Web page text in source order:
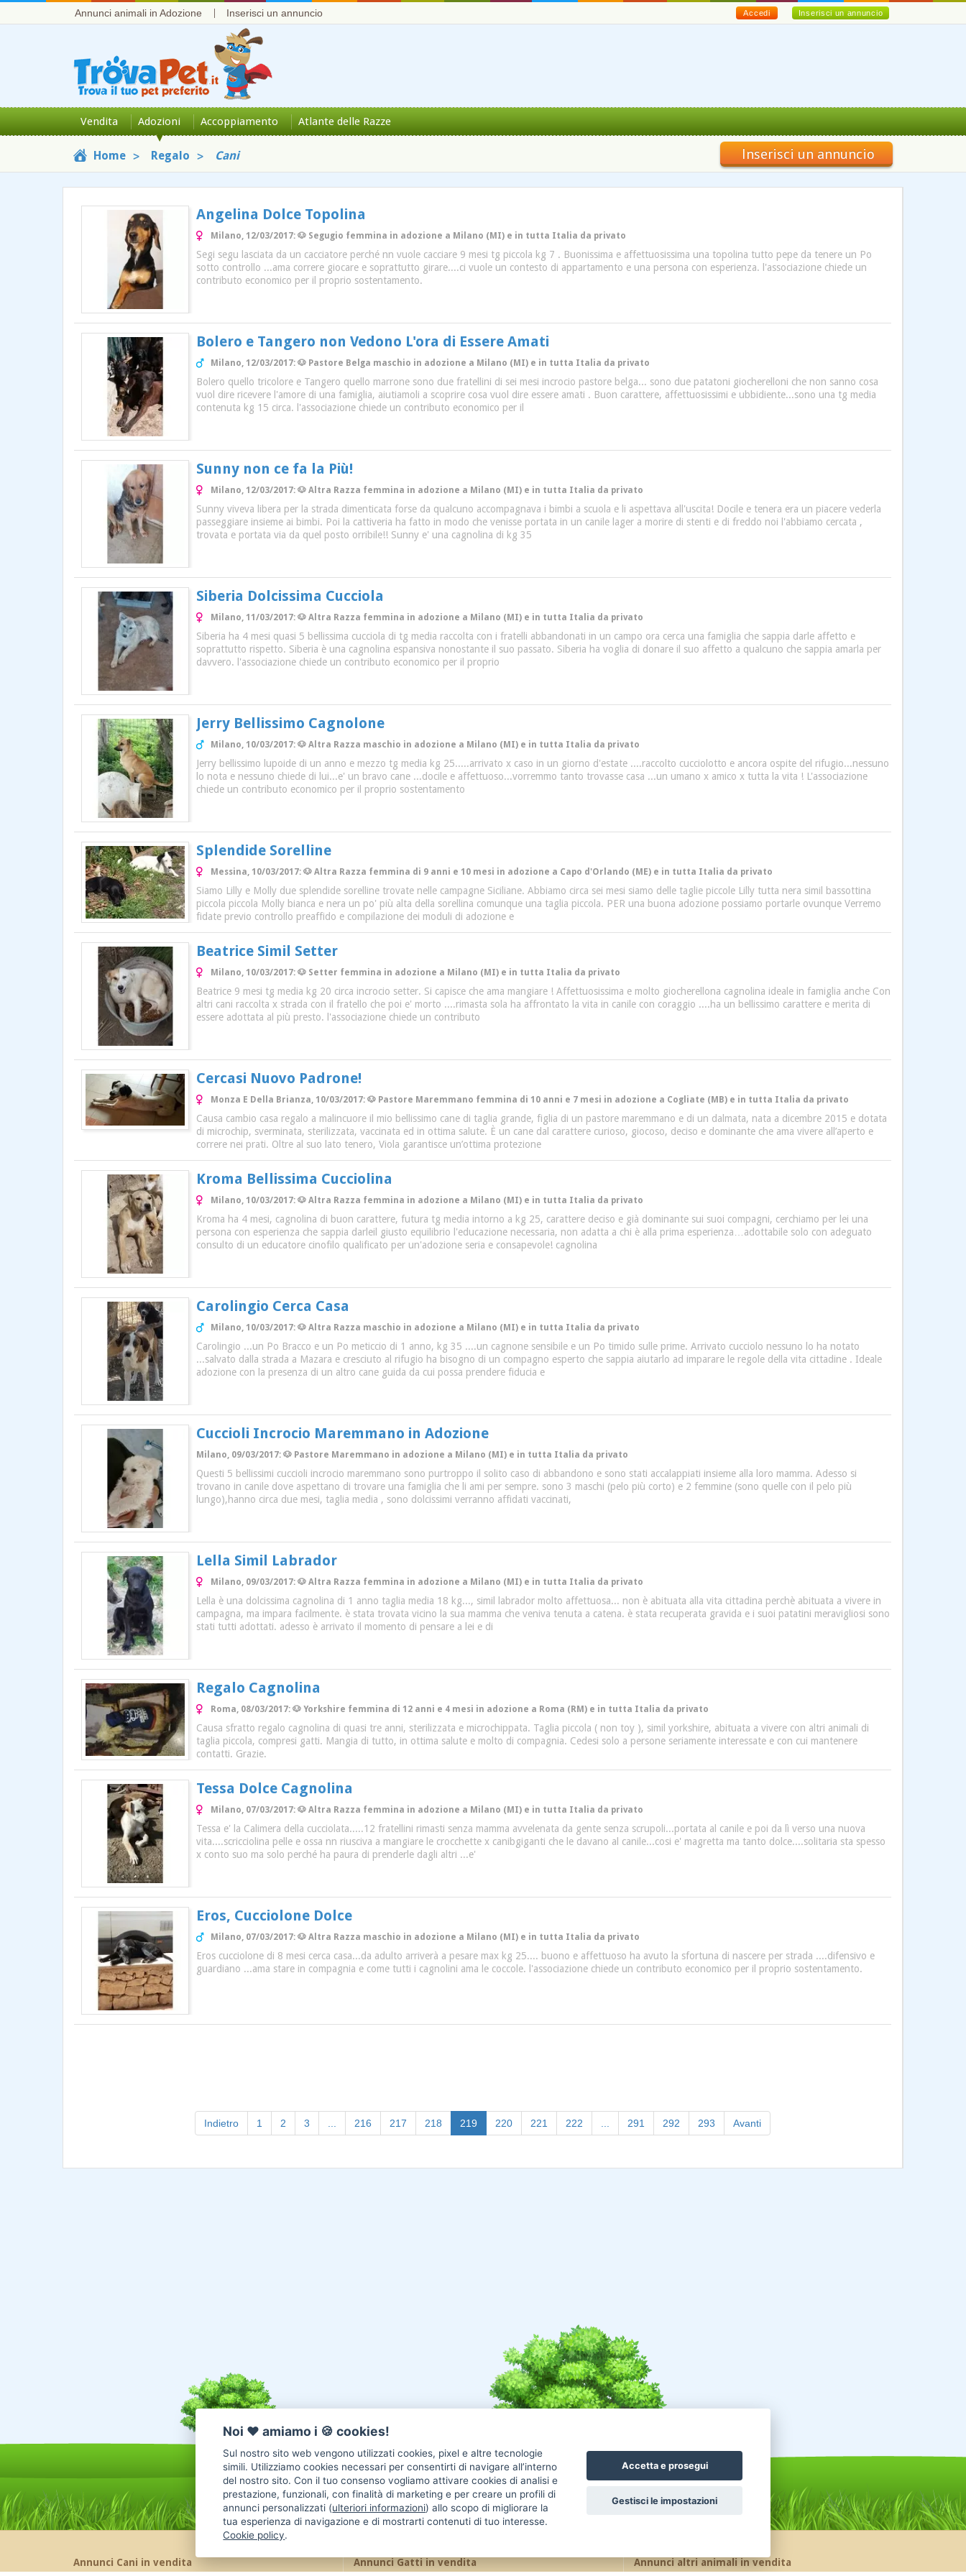
Annunci animali in Adozione Inserisci un annuncio Inserisci un annuncio
Accedi
Vendita Adozioni Accoppiamento Atlante delle Razze
Home Regalo Cani Inserisci un annuncio
Angelina Dolce Topolina
Milano, 12/03/2017: 🐶 Segugio femmina in adozione a Milano (MI) e in tutta Italia da privato
Segi segu lasciata da un cacciatore perché nn vuole cacciare 9 mesi tg piccola kg 7 . Buonissima e affettuosissima una topolina tutto pepe da tenere un Po
sotto controllo ...ama correre giocare e soprattutto girare....ci vuole un contesto di appartamento e una persona con esperienza. l'associazione chiede un
contributo economico per il proprio sostentamento.
Bolero e Tangero non Vedono L'ora di Essere Amati
Milano, 12/03/2017: 🐶 Pastore Belga maschio in adozione a Milano (MI) e in tutta Italia da privato
Bolero quello tricolore e Tangero quello marrone sono due fratellini di sei mesi incrocio pastore belga... sono due patatoni giocherelloni che non sanno cosa
vuol dire ricevere l'amore di una famiglia, aiutiamoli a scoprire cosa vuol dire essere amati . Buon carattere, affettuosissimi e ubbidiente...sono una tg media
contenuta kg 15 circa. l'associazione chiede un contributo economico per il
Sunny non ce fa la Più!
Milano, 12/03/2017: 🐶 Altra Razza femmina in adozione a Milano (MI) e in tutta Italia da privato
Sunny viveva libera per la strada dimenticata forse da qualcuno accompagnava i bimbi a scuola e li aspettava all'uscita! Docile e tenera era un piacere vederla
passeggiare insieme ai bimbi. Poi la cattiveria ha fatto in modo che venisse portata in un canile lager a morire di stenti e di freddo noi l'abbiamo cercata ,
trovata e portata via da quel posto orribile!! Sunny e' una cagnolina di kg 35
Siberia Dolcissima Cucciola
Milano, 11/03/2017: 🐶 Altra Razza femmina in adozione a Milano (MI) e in tutta Italia da privato
Siberia ha 4 mesi quasi 5 bellissima cucciola di tg media raccolta con i fratelli abbandonati in un campo ora cerca una famiglia che sappia darle affetto e
soprattutto rispetto. Siberia è una cagnolina espansiva nonostante il suo passato. Siberia ha voglia di donare il suo affetto a qualcuno che sappia amarla per
davvero. l'associazione chiede un contributo economico per il proprio
Jerry Bellissimo Cagnolone
Milano, 10/03/2017: 🐶 Altra Razza maschio in adozione a Milano (MI) e in tutta Italia da privato
Jerry bellissimo lupoide di un anno e mezzo tg media kg 25.....arrivato x caso in un giorno d'estate ....raccolto cucciolotto e ancora ospite del rifugio...nessuno
lo nota e nessuno chiede di lui...e' un bravo cane ...docile e affettuoso...vorremmo tanto trovasse casa ...un umano x amico x tutta la vita ! L'associazione
chiede un contributo economico per il proprio sostentamento
Splendide Sorelline
Messina, 10/03/2017: 🐶 Altra Razza femmina di 9 anni e 10 mesi in adozione a Capo d'Orlando (ME) e in tutta Italia da privato
Siamo Lilly e Molly due splendide sorelline trovate nelle campagne Siciliane. Abbiamo circa sei mesi siamo delle taglie piccole Lilly tutta nera simil bassottina
piccola piccola Molly bianca e nera un po' più alta della sorellina comunque una taglia piccola. PER una buona adozione possiamo portarle ovunque Verremo
fidate previo controllo preaffido e compilazione dei moduli di adozione e
Beatrice Simil Setter
Milano, 10/03/2017: 🐶 Setter femmina in adozione a Milano (MI) e in tutta Italia da privato
Beatrice 9 mesi tg media kg 20 circa incrocio setter. Si capisce che ama mangiare ! Affettuosissima e molto giocherellona cagnolina ideale in famiglia anche Con
altri cani raccolta x strada con il fratello che poi e' morto ....rimasta sola ha affrontato la vita in canile con coraggio ....ha un bellissimo carattere e merita di
essere adottata al più presto. l'associazione chiede un contributo
Cercasi Nuovo Padrone!
Monza E Della Brianza, 10/03/2017: 🐶 Pastore Maremmano femmina di 10 anni e 7 mesi in adozione a Cogliate (MB) e in tutta Italia da privato
Causa cambio casa regalo a malincuore il mio bellissimo cane di taglia grande, figlia di un pastore maremmano e di un dalmata, nata a dicembre 2015 e dotata
di microchip, sverminata, sterilizzata, vaccinata ed in ottima salute. È un cane dal carattere curioso, giocoso, deciso e dominante che ama vivere all’aperto e
correre nei prati. Oltre al suo lato tenero, Viola garantisce un’ottima protezione
Kroma Bellissima Cucciolina
Milano, 10/03/2017: 🐶 Altra Razza femmina in adozione a Milano (MI) e in tutta Italia da privato
Kroma ha 4 mesi, cagnolina di buon carattere, futura tg media intorno a kg 25, carattere deciso e già dominante sui suoi compagni, cerchiamo per lei una
persona con esperienza che sappia darleil giusto equilibrio l'educazione necessaria, non adatta a chi è alla prima esperienza…adottabile solo con adeguato
consulto di un educatore cinofilo qualificato per un'adozione seria e consapevole! cagnolina
Carolingio Cerca Casa
Milano, 10/03/2017: 🐶 Altra Razza maschio in adozione a Milano (MI) e in tutta Italia da privato
Carolingio ...un Po Bracco e un Po meticcio di 1 anno, kg 35 ....un cagnone sensibile e un Po timido sulle prime. Arrivato cucciolo nessuno lo ha notato
...salvato dalla strada a Mazara e cresciuto al rifugio ha bisogno di un compagno esperto che sappia aiutarlo ad imparare le regole della vita cittadine . Ideale
adozione con la presenza di un altro cane guida da cui possa prendere fiducia e
Cuccioli Incrocio Maremmano in Adozione
Milano, 09/03/2017: 🐶 Pastore Maremmano in adozione a Milano (MI) e in tutta Italia da privato
Questi 5 bellissimi cuccioli incrocio maremmano sono purtroppo il solito caso di abbandono e sono stati accalappiati insieme alla loro mamma. Adesso si
trovano in canile dove aspettano di trovare una famiglia che li ami per sempre. sono 3 maschi (pelo più corto) e 2 femmine (sono quelle con il pelo più
lungo),hanno circa due mesi, taglia media , sono dolcissimi verranno affidati vaccinati,
Lella Simil Labrador
Milano, 09/03/2017: 🐶 Altra Razza femmina in adozione a Milano (MI) e in tutta Italia da privato
Lella è una dolcissima cagnolina di 1 anno taglia media 18 kg..., simil labrador molto affettuosa... non è abituata alla vita cittadina perchè abituata a vivere in
campagna, ma impara facilmente. è stata trovata vicino la sua mamma che veniva tenuta a catena. è stata recuperata gravida e i suoi patatini meravigliosi sono
stati tutti adottati. adesso è arrivato il momento di pensare a lei e di
Regalo Cagnolina
Roma, 08/03/2017: 🐶 Yorkshire femmina di 12 anni e 4 mesi in adozione a Roma (RM) e in tutta Italia da privato
Causa sfratto regalo cagnolina di quasi tre anni, sterilizzata e microchippata. Taglia piccola ( non toy ), simil yorkshire, abituata a vivere con altri animali di
taglia piccola, compresi gatti. Mangia di tutto, in ottima salute e molto di compagnia. Cedesi solo a persone seriamente interessate e con cui mantenere
contatti. Grazie.
Tessa Dolce Cagnolina
Milano, 07/03/2017: 🐶 Altra Razza femmina in adozione a Milano (MI) e in tutta Italia da privato
Tessa e' la Calimera della cucciolata.....12 fratellini rimasti senza mamma avvelenata da gente senza scrupoli...portata al canile e poi da lì verso una nuova
vita....scricciolina pelle e ossa nn riusciva a mangiare le crocchette x canibgiganti che le davano al canile...cosi e' magretta ma tanto dolce....solitaria sta spesso
x conto suo ma solo perché ha paura di prenderle dagli altri ...e'
Eros, Cucciolone Dolce
Milano, 07/03/2017: 🐶 Altra Razza maschio in adozione a Milano (MI) e in tutta Italia da privato
Eros cucciolone di 8 mesi cerca casa...da adulto arriverà a pesare max kg 25.... buono e affettuoso ha avuto la sfortuna di nascere per strada ....difensivo e
guardiano ...ama stare in compagnia e come tutti i cagnolini ama le coccole. l'associazione chiede un contributo economico per il proprio sostentamento.
Indietro 1 2 3 216 217 218 219 (current)
220 221 222 291 292 293 Avanti
Annunci Cani in vendita Annunci Gatti in vendita Annunci altri animali in vendita
Noi ♥️ amiamo i 🍪 cookies!
Sul nostro sito web vengono utilizzati cookies, pixel e altre tecnologie
simili. Utilizziamo cookies necessari per consentirti di navigare all’interno
del nostro sito. Con il tuo consenso vogliamo attivare cookies di analisi e
prestazione, funzionali, con finalità di marketing e per creare un profili di
annunci personalizzati (ulteriori informazioni) allo scopo di migliorare la
tua esperienza di navigazione e di mostrarti contenuti di tuo interesse.
Cookie policy.
Accetta e prosegui
Gestisci le impostazioni